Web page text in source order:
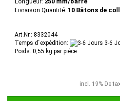
Livraison Quantité: 10 Bâtons de
Art.Nr.: 8332044
Temps d`expédition:
3-6
Poids: 0,55 kg par pièce
incl. 19% De